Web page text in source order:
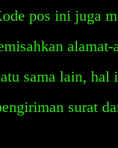
pos ini juga
alamat-
sama lain, hal
surat